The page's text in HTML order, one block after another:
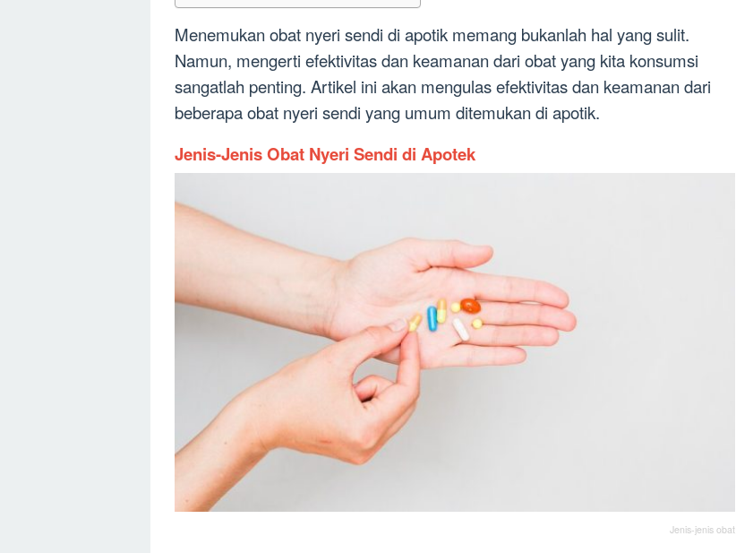
Menemukan obat nyeri sendi di apotik memang bukanlah hal yang sulit.
Namun, mengerti efektivitas dan keamanan dari obat yang kita konsumsi
sangatlah penting. Artikel ini akan mengulas efektivitas dan keamanan dari
beberapa obat nyeri sendi yang umum ditemukan di apotik.
Jenis-Jenis Obat Nyeri Sendi di Apotek
Jenis-jenis obat